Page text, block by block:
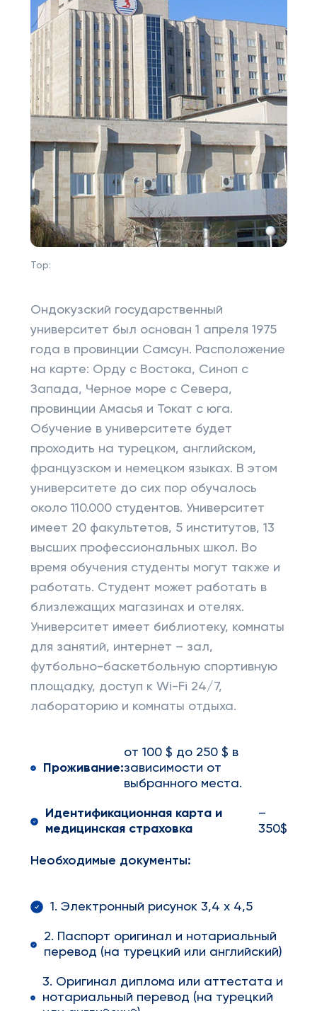
Top:
Ондокузский государственный
университет был основан 1 апреля 1975
года в провинции Самсун. Расположение
на карте: Орду с Востока, Синоп с
Запада, Черное море с Севера,
провинции Амасья и Токат с юга.
Обучение в университете будет
проходить на турецком, английском,
французском и немецком языках. В этом
университете до сих пор обучалось
около 110.000 студентов. Университет
имеет 20 факультетов, 5 институтов, 13
высших профессиональных школ. Во
время обучения студенты могут также и
работать. Студент может работать в
близлежащих магазинах и отелях.
Университет имеет библиотеку, комнаты
для занятий, интернет – зал,
футбольно-баскетбольную спортивную
площадку, доступ к Wi-Fi 24/7,
лабораторию и комнаты отдыха.
Проживание:
от 100 $ до 250 $ в
зависимости от
выбранного места.
Идентификационная карта и
медицинская страховка
–
350$
Необходимые документы:
1. Электронный рисунок 3,4 х 4,5
2. Паспорт оригинал и нотариальный
перевод (на турецкий или английский)
3. Оригинал диплома или аттестата и
нотариальный перевод (на турецкий